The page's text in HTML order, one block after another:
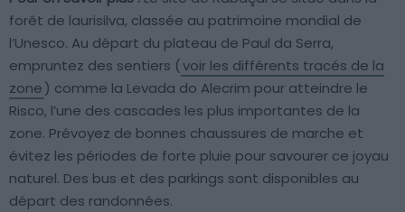
forêt de laurisilva, classée au patrimoine mondial de
l’Unesco. Au départ du plateau de Paul da Serra,
empruntez des sentiers (voir les différents tracés de la
zone) comme la Levada do Alecrim pour atteindre le
Risco, l’une des cascades les plus importantes de la
zone. Prévoyez de bonnes chaussures de marche et
évitez les périodes de forte pluie pour savourer ce joyau
naturel. Des bus et des parkings sont disponibles au
départ des randonnées.